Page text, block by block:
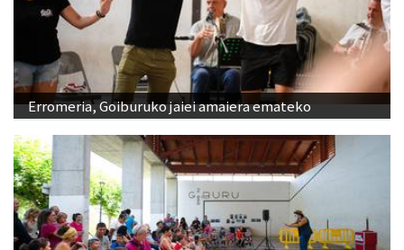
Erromeria, Goiburuko jaiei amaiera emateko